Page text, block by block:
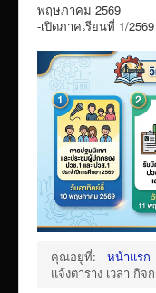
ติดต่อวิทยาลัย
ห้องสมุดอิเล็กทรอนิ
ศูนย์ซ่อมสร้างเพื่อ
รวม Link หน้าเว็บ
กฎหมายด้านการศึ
ร้องเรียน/ร้องทุกข์/
e-
เผยแพร่ผลงานวิชาก
พฤษภาคม 2569
-เปิดภาคเรียนที่ 1/
คุณอยู่ที่: หน้าแรก
แจ้งตาราง เวลา กิ